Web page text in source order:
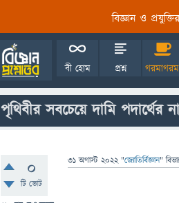
বিজ্ঞান ও
বী হোম প্রশ্ন
পৃথিবীর সবচেয়ে দামি
0
টি ভোট
31 অগাস্ট 2022 "জ্যোতির্বিজ্ঞান"